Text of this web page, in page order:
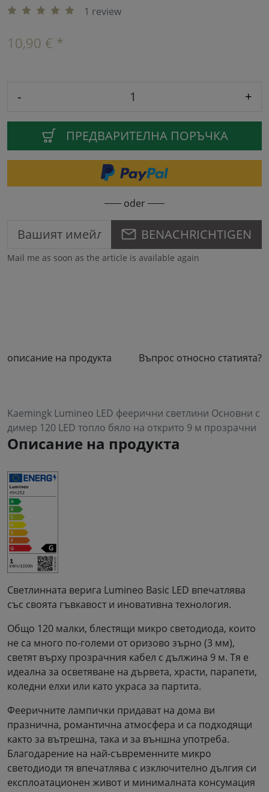
1 review
10,90 € *
- +
ПРЕДВАРИТЕЛНА ПОРЪЧКА
oder
BENACHRICHTIGEN
Mail me as soon as the article is available again
описание на продукта Въпрос относно статията?
Kaemingk Lumineo LED феерични светлини Основни с
димер 120 LED топло бяло на открито 9 м прозрачни
Описание на продукта
Светлинната верига Lumineo Basic LED впечатлява
със своята гъвкавост и иновативна технология.
Общо 120 малки, блестящи микро светодиода, които
не са много по-големи от оризово зърно (3 мм),
светят върху прозрачния кабел с дължина 9 м. Тя е
идеална за осветяване на дървета, храсти, парапети,
коледни елхи или като украса за партита.
Фееричните лампички придават на дома ви
празнична, романтична атмосфера и са подходящи
както за вътрешна, така и за външна употреба.
Благодарение на най-съвременните микро
светодиоди тя впечатлява с изключително дългия си
експлоатационен живот и минималната консумация